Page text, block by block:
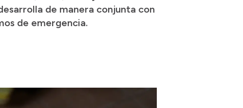
de manera conjunta con
de emergencia.